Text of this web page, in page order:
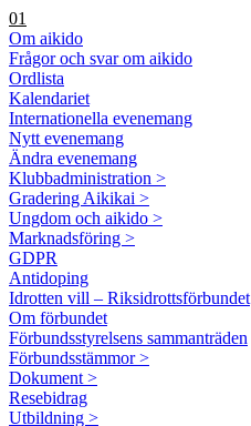
01
Om aikido
Frågor och svar om aikido
Ordlista
Kalendariet
Internationella evenemang
Nytt evenemang
Ändra evenemang
Klubbadministration >
Gradering Aikikai >
Ungdom och aikido >
Marknadsföring >
GDPR
Antidoping
Idrotten vill – Riksidrottsförbundet
Om förbundet
Förbundsstyrelsens sammanträden
Förbundsstämmor >
Dokument >
Resebidrag
Utbildning >